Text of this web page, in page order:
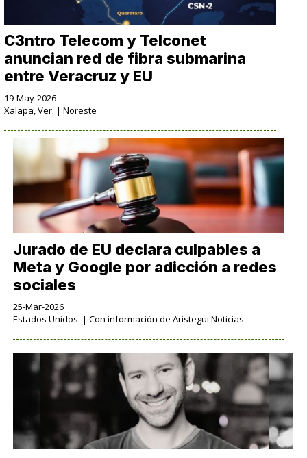
C3ntro Telecom y Telconet
anuncian red de fibra submarina
entre Veracruz y EU
19-May-2026
Xalapa, Ver. | Noreste
Jurado de EU declara culpables a
Meta y Google por adicción a redes
sociales
25-Mar-2026
Estados Unidos. | Con información de Aristegui Noticias